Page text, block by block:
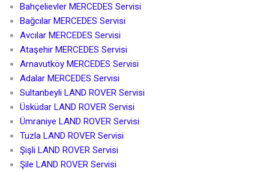
Bahçelievler MERCEDES Servisi
Bağcılar MERCEDES Servisi
Avcılar MERCEDES Servisi
Ataşehir MERCEDES Servisi
Arnavutköy MERCEDES Servisi
Adalar MERCEDES Servisi
Sultanbeyli LAND ROVER Servisi
Üsküdar LAND ROVER Servisi
Ümraniye LAND ROVER Servisi
Tuzla LAND ROVER Servisi
Şişli LAND ROVER Servisi
Şile LAND ROVER Servisi